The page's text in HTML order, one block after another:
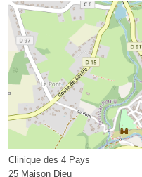
Clinique des 4 Pays
25 Maison Dieu